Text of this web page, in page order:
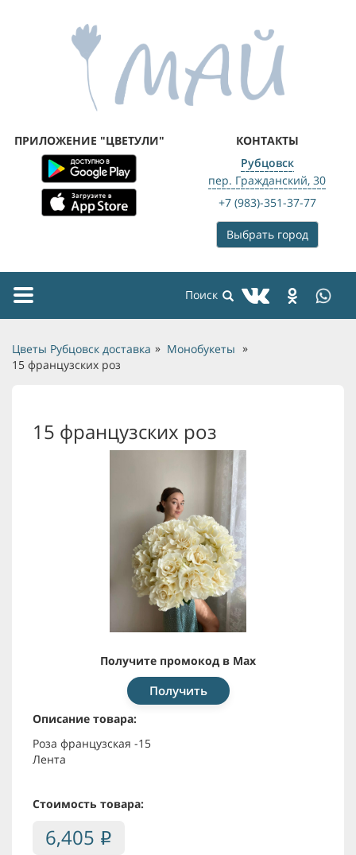
ПРИЛОЖЕНИЕ "ЦВЕТУЛИ"
КОНТАКТЫ
Рубцовск
пер. Гражданский, 30
+7 (983)-351-37-77
Выбрать город
Toggle
Цветы Рубцовск доставка
Монобукеты
15 французских роз
15 французских роз
Получите промокод в Max
Получить
Описание товара:
Роза французская -15
Лента
Стоимость товара:
6,405 i